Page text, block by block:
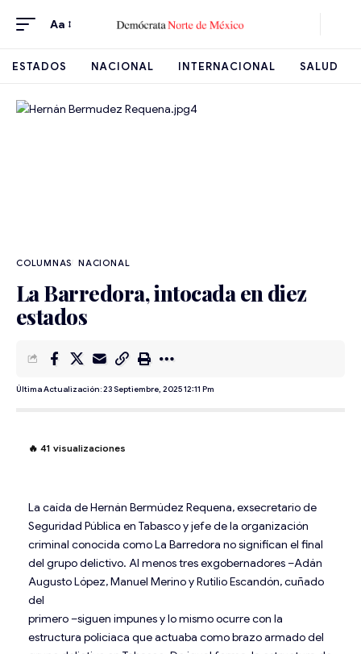
Aa
ESTADOS NACIONAL INTERNACIONAL SALUD
NACIONAL
La Barredora, intocada en diez
estados
Última Actualización: 23 Septiembre, 2025 12:11 Pm
🔥 41 visualizaciones
La caída de Hernán Bermúdez Requena, exsecretario de
Seguridad Pública en Tabasco y jefe de la organización
criminal conocida como La Barredora no significan el final
del grupo delictivo. Al menos tres exgobernadores –Adán
Augusto López, Manuel Merino y Rutilio Escandón, cuñado
del
primero –siguen impunes y lo mismo ocurre con la
estructura policiaca que actuaba como brazo armado del